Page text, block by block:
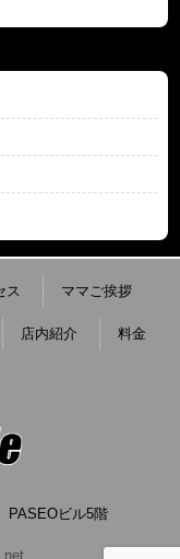
ス ママご挨拶
店内紹介 料金
PASEOビル5階